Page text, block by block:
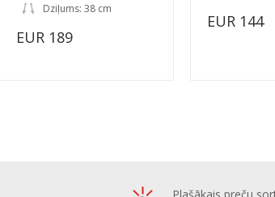
Dziļums: 38 cm
EUR 189
EUR 144
Plašākais preču